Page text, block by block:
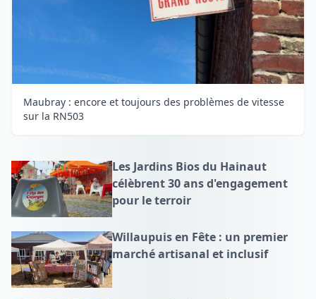
Maubray : encore et toujours des problèmes de vitesse
sur la RN503
Les Jardins Bios du Hainaut
célèbrent 30 ans d'engagement
pour le terroir
Willaupuis en Fête : un premier
marché artisanal et inclusif